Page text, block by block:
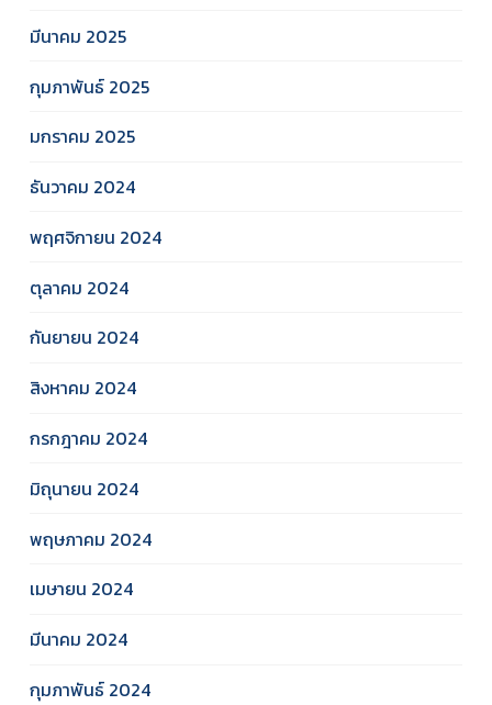
มีนาคม 2025
กุมภาพันธ์ 2025
มกราคม 2025
ธันวาคม 2024
พฤศจิกายน 2024
ตุลาคม 2024
กันยายน 2024
สิงหาคม 2024
กรกฎาคม 2024
มิถุนายน 2024
พฤษภาคม 2024
เมษายน 2024
มีนาคม 2024
กุมภาพันธ์ 2024